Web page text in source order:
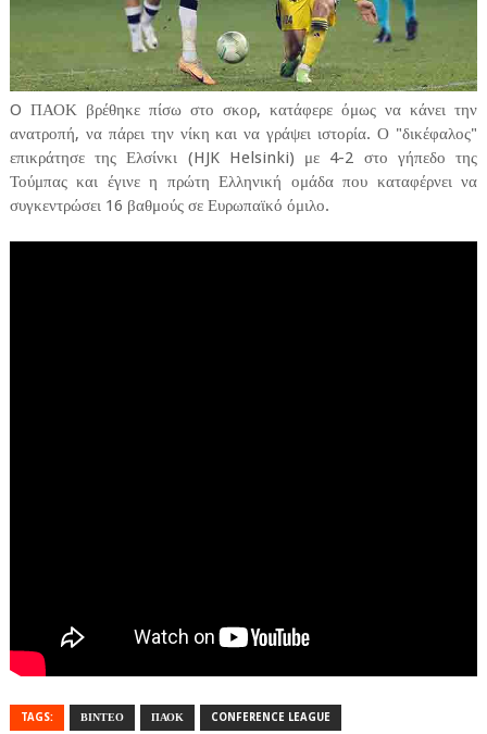
O ΠΑΟΚ βρέθηκε πίσω στο σκορ, κατάφερε όμως να κάνει την
ανατροπή, να πάρει την νίκη και να γράψει ιστορία. Ο "δικέφαλος"
επικράτησε της Ελσίνκι (HJK Helsinki) με 4-2 στο γήπεδο της
Τούμπας και έγινε η πρώτη Ελληνική ομάδα που καταφέρνει να
συγκεντρώσει 16 βαθμούς σε Ευρωπαϊκό όμιλο.
TAGS: ΒΙΝΤΕΟ ΠΑΟΚ CONFERENCE LEAGUE